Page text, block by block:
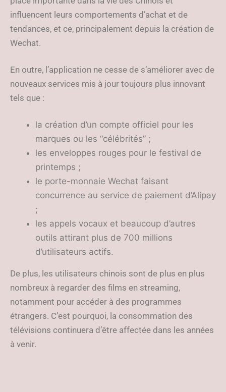
influencent leurs comportements d’achat et de
tendances, et ce, principalement depuis la création de
Wechat.
En outre, l’application ne cesse de s’améliorer avec de
nouveaux services mis à jour toujours plus innovant
tels que :
la création d’un compte officiel pour les
marques ou les “célébrités” ;
les enveloppes rouges pour le festival de
printemps ;
le porte-monnaie Wechat faisant
concurrence au service de paiement d’Alipay
;
les appels vocaux et beaucoup d’autres
outils attirant plus de 700 millions
d’utilisateurs actifs.
De plus, les utilisateurs chinois sont de plus en plus
nombreux à regarder des films en streaming,
notamment pour accéder à des programmes
étrangers. C’est pourquoi, la consommation des
télévisions continuera d’être affectée dans les années
à venir.